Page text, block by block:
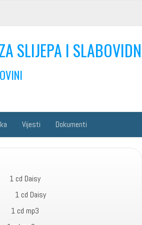
SLIJEPA I
Vijesti Dokumenti
Daisy
cd mp3